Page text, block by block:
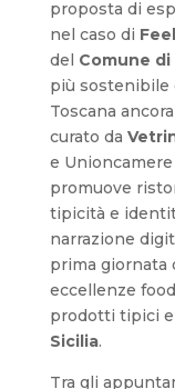
proposta di
nel caso di
del Comune di
più sostenibile
Toscana
curato da
e
promuove
tipicità e
narrazione
prima giornata
eccellenze
prodotti tipici
Sicilia.
Tra gli